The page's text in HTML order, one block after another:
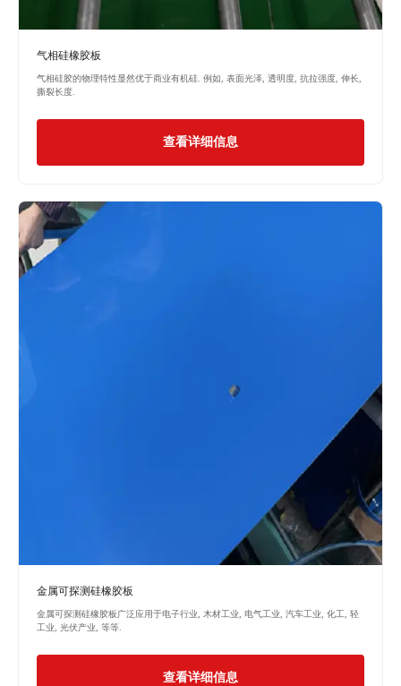
气相硅橡胶板
气相硅胶的物理特性显然优于商业有机硅. 例如, 表面光泽, 透明度, 抗拉强度, 伸长,
撕裂长度.
查看详细信息
金属可探测硅橡胶板
金属可探测硅橡胶板广泛应用于电子行业, 木材工业, 电气工业, 汽车工业, 化工, 轻
工业, 光伏产业, 等等.
查看详细信息